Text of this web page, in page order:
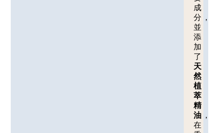
成
分，
並
添
加
了
天
然
植
萃
精
油 ，
在